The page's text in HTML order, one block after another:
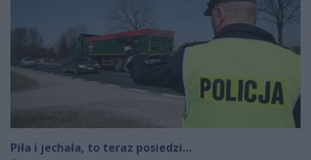
Piła i jechała, to teraz posiedzi…